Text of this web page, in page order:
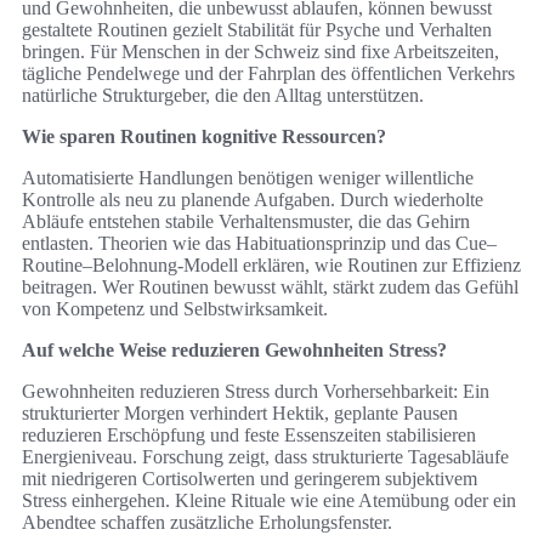
und Gewohnheiten, die unbewusst ablaufen, können bewusst
gestaltete Routinen gezielt Stabilität für Psyche und Verhalten
bringen. Für Menschen in der Schweiz sind fixe Arbeitszeiten,
tägliche Pendelwege und der Fahrplan des öffentlichen Verkehrs
natürliche Strukturgeber, die den Alltag unterstützen.
Wie sparen Routinen kognitive Ressourcen?
Automatisierte Handlungen benötigen weniger willentliche
Kontrolle als neu zu planende Aufgaben. Durch wiederholte
Abläufe entstehen stabile Verhaltensmuster, die das Gehirn
entlasten. Theorien wie das Habituationsprinzip und das Cue–
Routine–Belohnung‑Modell erklären, wie Routinen zur Effizienz
beitragen. Wer Routinen bewusst wählt, stärkt zudem das Gefühl
von Kompetenz und Selbstwirksamkeit.
Auf welche Weise reduzieren Gewohnheiten Stress?
Gewohnheiten reduzieren Stress durch Vorhersehbarkeit: Ein
strukturierter Morgen verhindert Hektik, geplante Pausen
reduzieren Erschöpfung und feste Essenszeiten stabilisieren
Energieniveau. Forschung zeigt, dass strukturierte Tagesabläufe
mit niedrigeren Cortisolwerten und geringerem subjektivem
Stress einhergehen. Kleine Rituale wie eine Atemübung oder ein
Abendtee schaffen zusätzliche Erholungsfenster.